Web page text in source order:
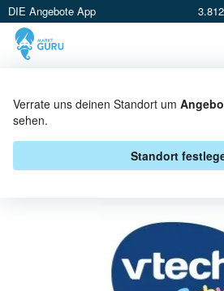
DIE Angebote App
Verrate uns deinen Standort um
sehen.
Standort
VTECH BEI MÜLLER
& AKTIONEN